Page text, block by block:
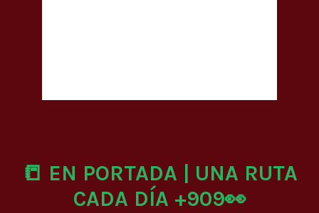
📒 EN PORTADA | UNA RUTA
CADA DÍA +909👀